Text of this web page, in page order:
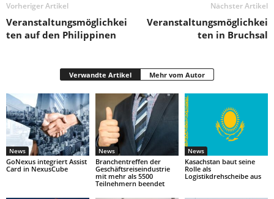
Vorheriger Artikel
Veranstaltungsmöglichkei
ten auf den Philippinen
Nächster Artikel
Veranstaltungsmöglichkei
ten in Bruchsal
Verwandte Artikel Mehr vom Autor
News
GoNexus integriert Assist
Card in NexusCube
News
Branchentreffen der
Geschäftsreiseindustrie
mit mehr als 5500
Teilnehmern beendet
News
Kasachstan baut seine
Rolle als
Logistikdrehscheibe aus